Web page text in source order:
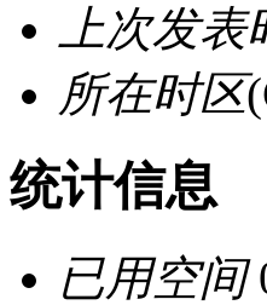
上次发表
所在时区
统计信息
已用空间